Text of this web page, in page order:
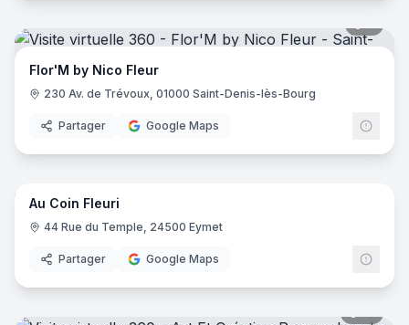
Flor'M by Nico Fleur
230 Av. de Trévoux, 01000 Saint-Denis-lès-Bourg
Partager Google Maps
9
Au Coin Fleuri
44 Rue du Temple, 24500 Eymet
Partager Google Maps